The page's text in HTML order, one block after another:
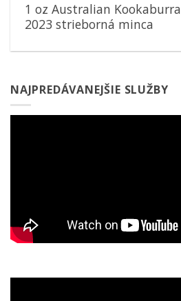
1 oz Australian Kookaburra
2023 strieborná minca
NAJPREDÁVANEJŠIE SLUŽBY